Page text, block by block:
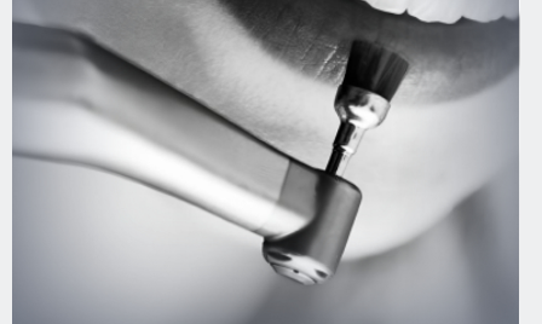
ЛИЦЕНЗИИ И ЮРИДИЧЕСКАЯ ИНФОРМАЦИЯ
ПОЛИТИКА КОНФИДЕНЦИАЛЬНОСТИ
УДАЛИТЬ МОИ ПЕРСОНАЛЬНЫЕ ДАННЫЕ
СОУТ
НАЛОГОВЫЙ ВЫЧЕТ